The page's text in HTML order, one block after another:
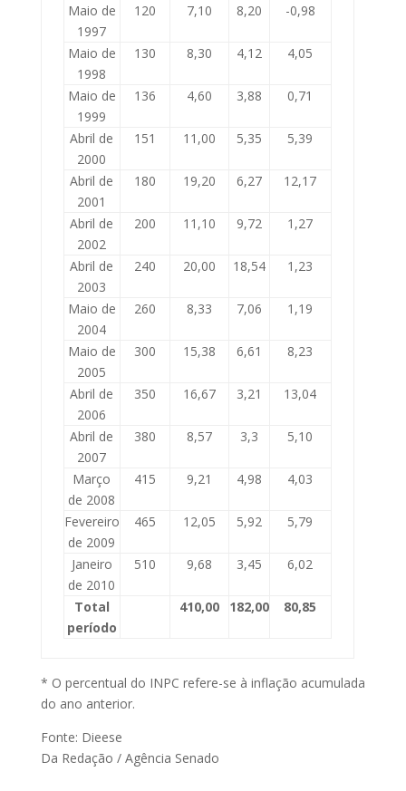
Maio de
1997
120 7,10 8,20 -0,98
Maio de
1998
130 8,30 4,12 4,05
Maio de
1999
136 4,60 3,88 0,71
Abril de
2000
151 11,00 5,35 5,39
Abril de
2001
180 19,20 6,27 12,17
Abril de
2002
200 11,10 9,72 1,27
Abril de
2003
240 20,00 18,54 1,23
Maio de
2004
260 8,33 7,06 1,19
Maio de
2005
300 15,38 6,61 8,23
Abril de
2006
350 16,67 3,21 13,04
Abril de
2007
380 8,57 3,3 5,10
Março
de 2008
415 9,21 4,98 4,03
Fevereiro
de 2009
465 12,05 5,92 5,79
Janeiro
de 2010
510 9,68 3,45 6,02
Total
período
410,00 182,00 80,85
* O percentual do INPC refere-se à inflação acumulada
do ano anterior.
Fonte: Dieese
Da Redação / Agência Senado